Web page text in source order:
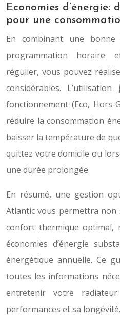
Economies d’énergie:
pour une
En combinant une
programmation horaire
régulier, vous pouvez
considérables.
fonctionnement (Eco, Hors-
réduire la consommation
baisser la température de
quittez votre domicile ou
une durée prolongée.
En résumé, une gestion
Atlantic vous permettra non
confort thermique optimal,
économies d’énergie
énergétique annuelle. Ce
toutes les informations
entretenir votre
performances et sa longévité.